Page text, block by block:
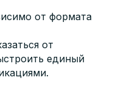
от формата
от
единый